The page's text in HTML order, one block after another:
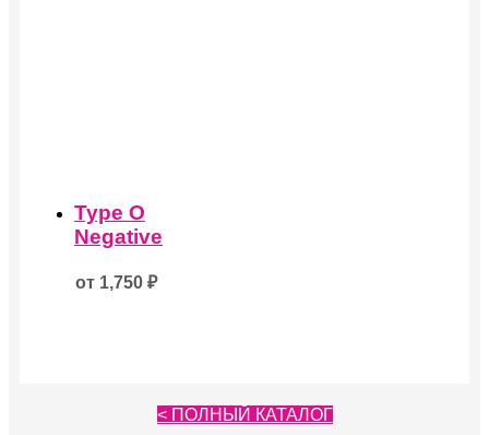
Type O
Negative
от 1,750₽
< ПОЛНЫЙ КАТАЛОГ